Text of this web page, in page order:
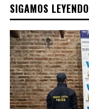
SIGAMOS LEYENDO